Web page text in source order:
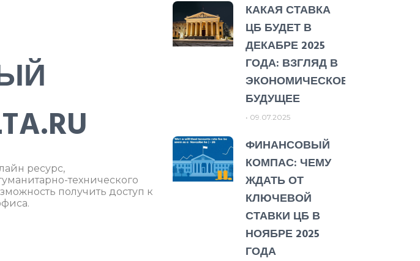
ресурс,
технического
получить доступ к
КАКАЯ СТАВКА
ЦБ БУДЕТ В
ДЕКАБРЕ 2025
ГОДА: ВЗГЛЯД В
ЭКОНОМИЧЕСКОЕ
БУДУЩЕЕ
09.07.2025
ФИНАНСОВЫЙ
КОМПАС: ЧЕМУ
ЖДАТЬ ОТ
КЛЮЧЕВОЙ
СТАВКИ ЦБ В
НОЯБРЕ 2025
ГОДА